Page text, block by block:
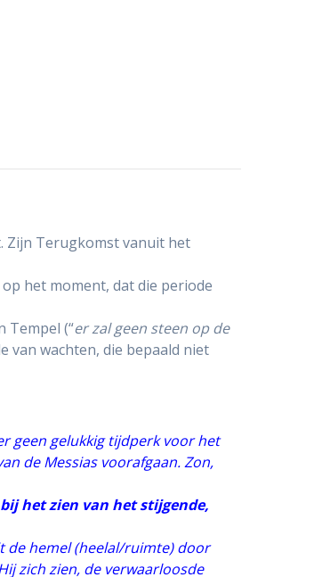
Zijn Terugkomst vanuit het
het moment, dat die periode
Tempel (“er zal geen steen op de
van wachten, die bepaald niet
geen gelukkig tijdperk voor het
de Messias voorafgaan. Zon,
het zien van het stijgende,
de hemel (heelal/ruimte) door
zich zien, de verwaarloosde